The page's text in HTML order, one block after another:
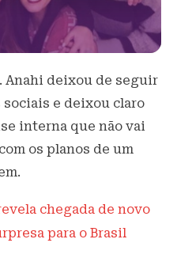
Anahi deixou de seguir
sociais e deixou claro
interna que não vai
os planos de um
chegada de novo
para o Brasil